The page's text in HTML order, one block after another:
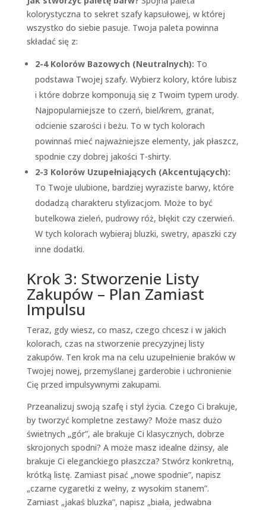
kolorystyczna to sekret szafy kapsułowej, w której
wszystko do siebie pasuje. Twoja paleta powinna
składać się z:
2-4 Kolorów Bazowych (Neutralnych): To
podstawa Twojej szafy. Wybierz kolory, które lubisz
i które dobrze komponują się z Twoim typem urody.
Najpopularniejsze to czerń, biel/krem, granat,
odcienie szarości i beżu. To w tych kolorach
powinnaś mieć najważniejsze elementy, jak płaszcz,
spodnie czy dobrej jakości T-shirty.
2-3 Kolorów Uzupełniających (Akcentujących):
To Twoje ulubione, bardziej wyraziste barwy, które
dodadzą charakteru stylizacjom. Może to być
butelkowa zieleń, pudrowy róż, błękit czy czerwień.
W tych kolorach wybieraj bluzki, swetry, apaszki czy
inne dodatki.
Krok 3: Stworzenie Listy
Zakupów – Plan Zamiast
Impulsu
Teraz, gdy wiesz, co masz, czego chcesz i w jakich
kolorach, czas na stworzenie precyzyjnej listy
zakupów. Ten krok ma na celu uzupełnienie braków w
Twojej nowej, przemyślanej garderobie i uchronienie
Cię przed impulsywnymi zakupami.
Przeanalizuj swoją szafę i styl życia. Czego Ci brakuje,
by tworzyć kompletne zestawy? Może masz dużo
świetnych „gór”, ale brakuje Ci klasycznych, dobrze
skrojonych spodni? A może masz idealne dżinsy, ale
brakuje Ci eleganckiego płaszcza? Stwórz konkretną,
krótką listę. Zamiast pisać „nowe spodnie”, napisz
„czarne cygaretki z wełny, z wysokim stanem”.
Zamiast „jakaś bluzka”, napisz „biała, jedwabna